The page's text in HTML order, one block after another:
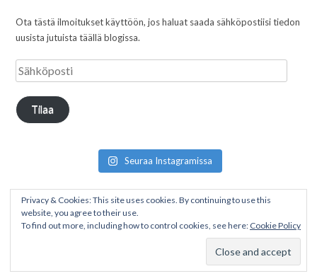
Ota tästä ilmoitukset käyttöön, jos haluat saada sähköpostiisi tiedon
uusista jutuista täällä blogissa.
Tilaa
Seuraa Instagramissa
Copyright © 2026 Pakumatkalla
Privacy & Cookies: This site uses cookies. By continuing to use this
website, you agree to their use.
To find out more, including how to control cookies, see here: Cookie Policy